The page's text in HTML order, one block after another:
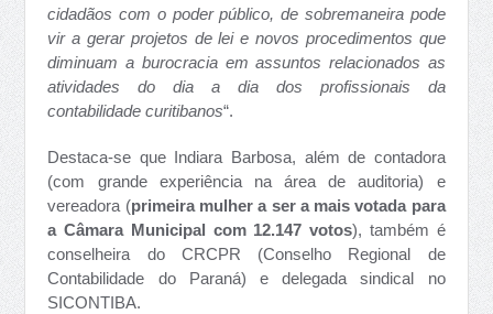
cidadãos com o poder público, de sobremaneira pode
vir a gerar projetos de lei e novos procedimentos que
diminuam a burocracia em assuntos relacionados as
atividades do dia a dia dos profissionais da
contabilidade curitibanos“.
Destaca-se que Indiara Barbosa, além de contadora
(com grande experiência na área de auditoria) e
vereadora (primeira mulher a ser a mais votada para
a Câmara Municipal com 12.147 votos), também é
conselheira do CRCPR (Conselho Regional de
Contabilidade do Paraná) e delegada sindical no
SICONTIBA.